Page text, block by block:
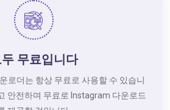
무료입니다
로더는 항상 무료로 사용할 수 있습니
안전하며 무료로 Instagram 다운로드